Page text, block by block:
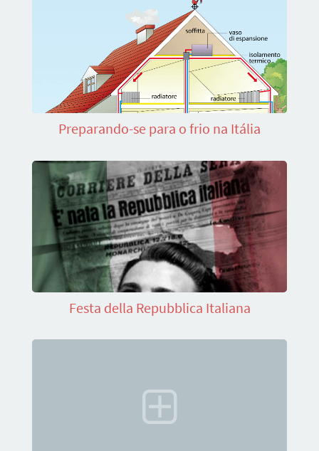
Preparando-se para o frio na Itália
Festa della Repubblica Italiana